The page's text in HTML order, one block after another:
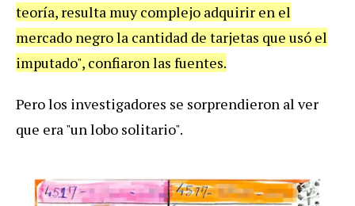
teoría, resulta muy complejo adquirir en el
mercado negro la cantidad de tarjetas que usó el
imputado", confiaron las fuentes.
Pero los investigadores se sorprendieron al ver
que era "un lobo solitario".